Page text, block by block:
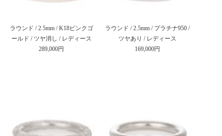
ラウンド / 2.5mm / K18ピンクゴ
ールド / ツヤ消し / レディース
289,000円
ラウンド / 2.5mm / プラチナ950 /
ツヤあり / レディース
169,000円